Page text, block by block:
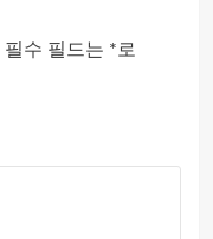
필수 필드는 *로